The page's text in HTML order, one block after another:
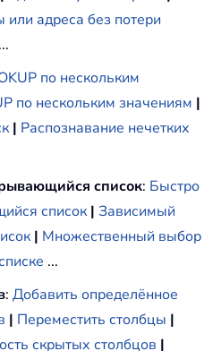
адреса без потери
...
по нескольким
по нескольким значениям |
| Распознавание нечетких
список: Быстро
список | Зависимый
| Множественный выбор
...
: Добавить определённое
| Переместить столбцы |
скрытых столбцов |